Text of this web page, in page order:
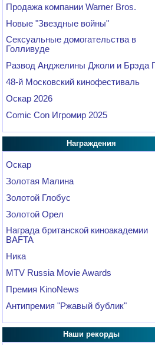
Продажа компании Warner Bros.
Новые "Звездные войны"
Сексуальные домогательства в
Голливуде
Развод Анджелины Джоли и Брэда
48-й Московский кинофестиваль
Оскар 2026
Comic Con Игромир 2025
Награждения
Оскар
Золотая Малина
Золотой Глобус
Золотой Орел
Награда британской киноакадемии
BAFTA
Ника
MTV Russia Movie Awards
Премия KinoNews
Антипремия "Ржавый бублик"
Наши рекорды